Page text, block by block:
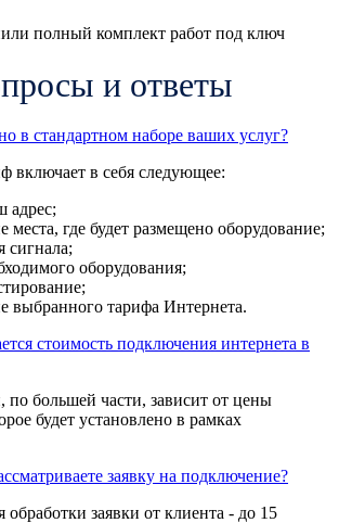
полный комплект работ под ключ
и ответы
в стандартном наборе ваших услуг?
включает в себя следующее:
адрес;
места, где будет размещено оборудование;
сигнала;
оборудования;
выбранного тарифа Интернета.
стоимость подключения интернета в
по большей части, зависит от цены
будет установлено в рамках
заявку на подключение?
обработки заявки от клиента - до 15